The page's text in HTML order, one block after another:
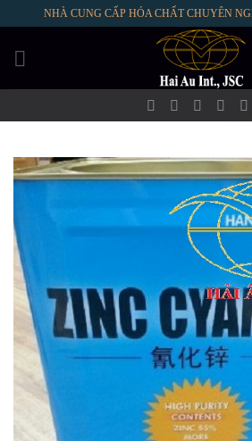
content
NHÀ CUNG CẤP HÓA CHẤT CHUYÊN